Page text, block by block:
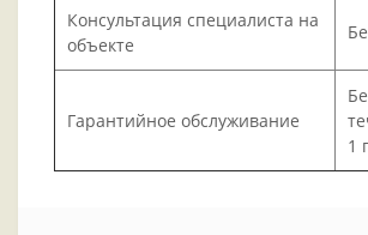
Консультация специалиста на
объекте
Гарантийное обслуживание
1